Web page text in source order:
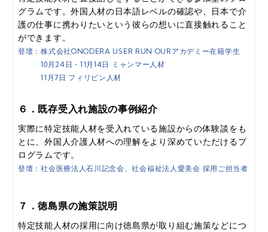
グラムです。外国人材の日本語レベルの確認や、日本で介
護の仕事に携わりたいという彼らの想いに直接触れること
ができます。
登壇：株式会社ONODERA USER RUN OURアカデミー在籍学生
10月24日・11月14日 ミャンマー人材
11月7日 フィリピン人材
６．既存受入れ施設の事例紹介
実際に特定技能人材を受入れている施設からの体験談をも
とに、外国人介護人材への理解をより深めていただけるプ
ログラムです。
登壇：社会医療法人石川記念会、社会福祉法人愛美会 採用ご担当者
７．徳島県の施策説明
特定技能人材の採用に向け徳島県が取り組む施策などにつ